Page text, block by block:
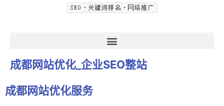
成都网站优化_企业SEO整站
成都网站优化服务